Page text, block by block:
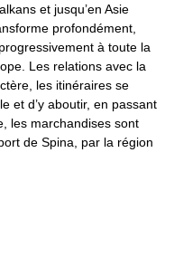
et jusqu’en Asie
profondément,
à toute la
Les relations avec la
les itinéraires se
et d’y aboutir, en passant
les marchandises sont
de Spina, par la région